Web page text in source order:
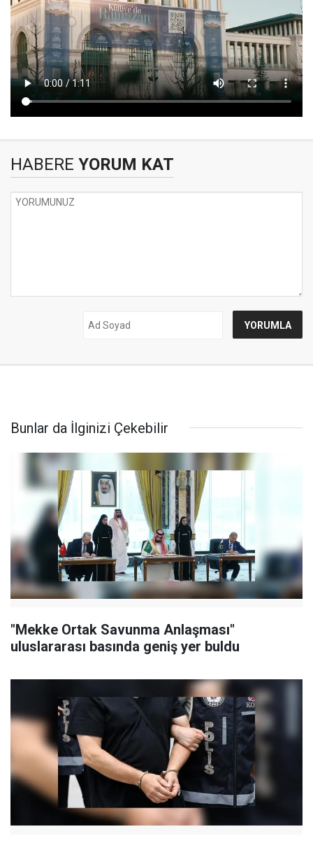
HABERE YORUM KAT
Bunlar da İlginizi Çekebilir
"Mekke Ortak Savunma Anlaşması"
uluslararası basında geniş yer buldu